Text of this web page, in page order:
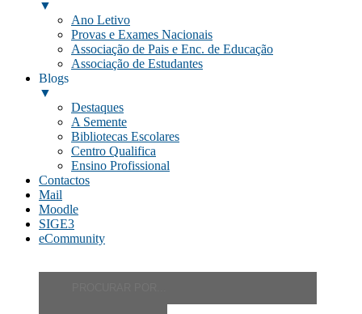
▼
Ano Letivo
Provas e Exames Nacionais
Associação de Pais e Enc. de Educação
Associação de Estudantes
Blogs
▼
Destaques
A Semente
Bibliotecas Escolares
Centro Qualifica
Ensino Profissional
Contactos
Mail
Moodle
SIGE3
eCommunity